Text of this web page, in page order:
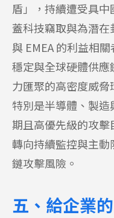
盾」，持續遭受具
蓋科技竊取與為潛
與 EMEA 的利益相
穩定與全球硬體供
力匯聚的高密度威脅
特別是半導體、製
期且高優先級的攻
轉向持續監控與主
鏈攻擊風險。
五、給企業